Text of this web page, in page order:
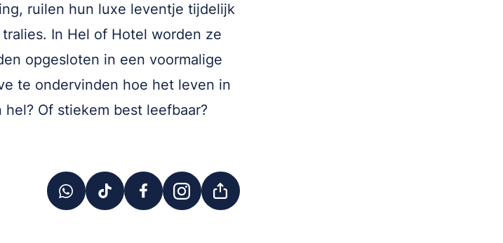
ruilen hun luxe leventje tijdelijk
In Hel of Hotel worden ze
opgesloten in een voormalige
te ondervinden hoe het leven in
Of stiekem best leefbaar?